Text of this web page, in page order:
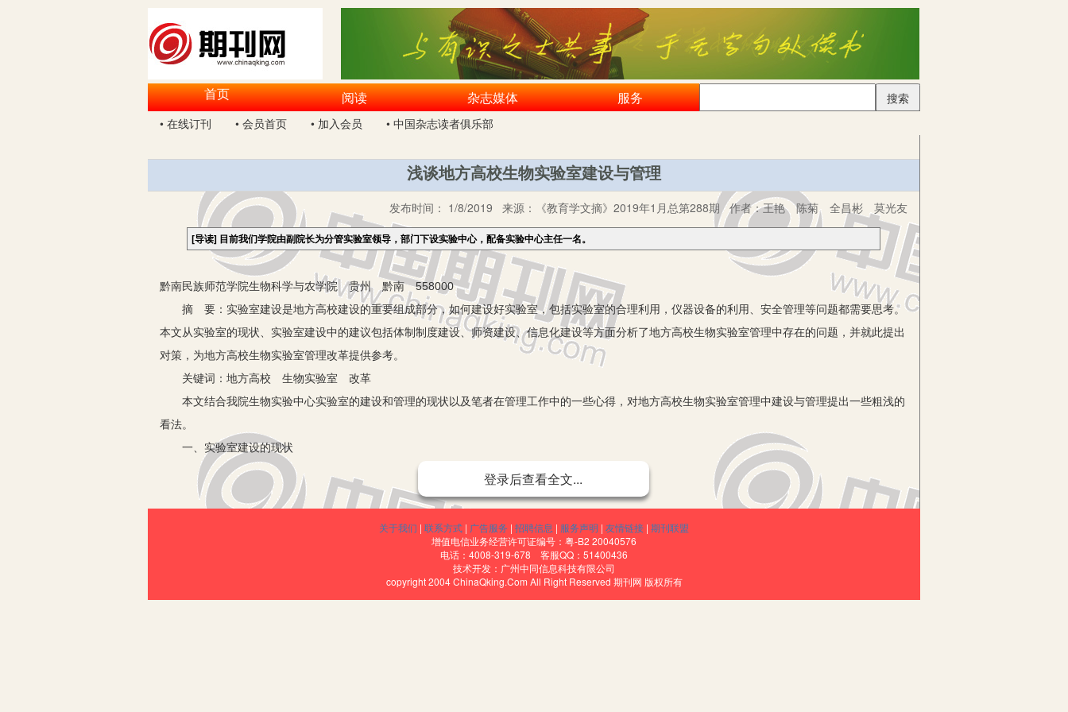
首页 阅读 杂志媒体 服务
搜索
• 在线订刊
• 会员首页 • 加入会员 • 中国杂志读者俱乐部
浅谈地方高校生物实验室建设与管理
发布时间： 1/8/2019 来源： 《教育学文摘》2019年1月总第288期 作者：王艳 陈菊 全昌彬 莫光友
[导读] 目前我们学院由副院长为分管实验室领导，部门下设实验中心，配备实验中心主任一名。
黔南民族师范学院生物科学与农学院 贵州 黔南 558000
摘 要：实验室建设是地方高校建设的重要组成部分，如何建设好实验室，包括实验室的合理利用，仪器设备的利用、安全管理等问题都需要思考。
本文从实验室的现状、实验室建设中的建议包括体制制度建设、师资建设、信息化建设等方面分析了地方高校生物实验室管理中存在的问题，并就此提出
对策，为地方高校生物实验室管理改革提供参考。
关键词：地方高校 生物实验室 改革
本文结合我院生物实验中心实验室的建设和管理的现状以及笔者在管理工作中的一些心得，对地方高校生物实验室管理中建设与管理提出一些粗浅的
看法。
一、实验室建设的现状
1.实验室管理体制机制。目前我们学院由副院长为分管实验室领导，部门下设实验中心，配备实验中心主任一名，全面负责实验教学和实验室日常管
理工作，配备专职实验员两名,完成中心主任安排的各项工作事项。每个实验室配备有兼职实验管理人员。目前存在专任实验员人数偏少，急迫解决实验
2.加强基础设施的建设。在实验基础设施的建设中，我校存在实验用房严重不足的情况，为了更好地提高实验室的用房面积，将实验室进行资源整
合，将相近学科实验室合并，我院实验室在原来的基础上，目前建成7个综合实验室，分别是植物资源及生态实验室、动物资源及水产实验室、微生物实
验室、大学生创新实验室、植物组织培养实验室、茶叶综合实验室、遗传与分子实验室，利用现有的条件和资金将实验室的水电进行统一规划，保证用电
登录后查看全文...
关于我们 | 联系方式 | 广告服务 | 招聘信息 | 服务声明 | 友情链接 | 期刊联盟
增值电信业务经营许可证编号：粤-B2 20040576
电话：4008-319-678 客服QQ：51400436
技术开发：广州中同信息科技有限公司
copyright 2004 ChinaQking.Com All Right Reserved 期刊网 版权所有